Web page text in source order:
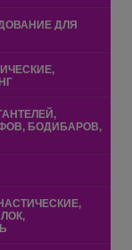
ДЛЯ
БОДИБАРОВ,